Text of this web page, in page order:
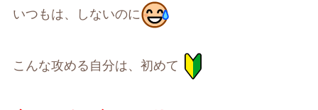
いつもは、しないのに
こんな攻める自分は、初めて